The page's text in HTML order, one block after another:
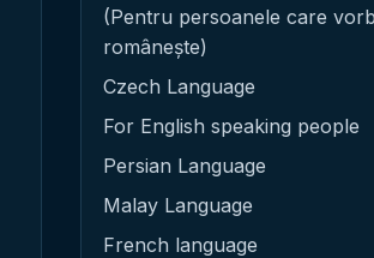
(Pentru persoanele care
românește)
Czech Language
For English speaking people
Persian Language
Malay Language
French language